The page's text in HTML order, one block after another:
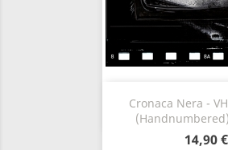
Cronaca Nera -
14,90 €
